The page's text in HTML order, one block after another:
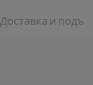
Доставка и